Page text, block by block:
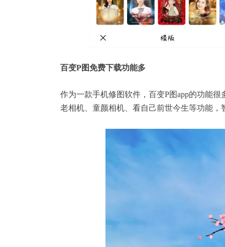
百变P图免费下载功能多
作为一款手机修图软件， 百变P图app的功能很
老相机 、童颜相机、看自己前世今生等功能